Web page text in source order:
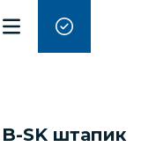
SK штапик